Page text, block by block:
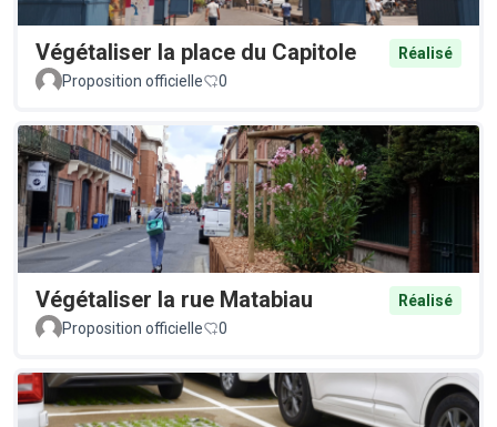
Végétaliser la place du Capitole
Réalisé
Proposition officielle
0
Végétaliser la rue Matabiau
Réalisé
Proposition officielle
0